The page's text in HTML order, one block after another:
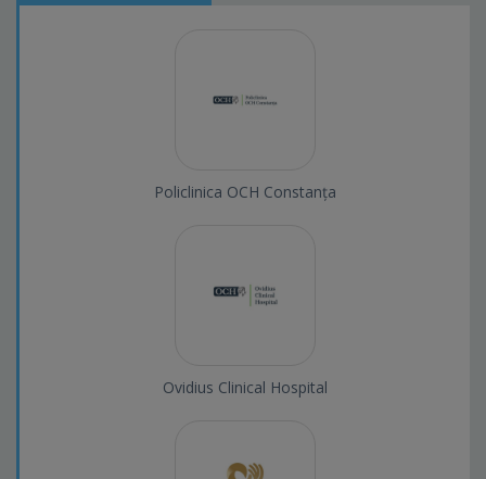
Policlinica OCH Constanța
Ovidius Clinical Hospital